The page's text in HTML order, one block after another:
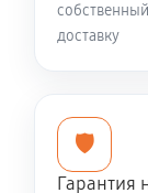
Замена
Ремонт цепей
доставку
🛡️
Гарантия